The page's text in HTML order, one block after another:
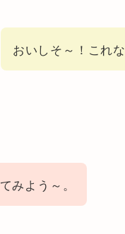
おいしそ～！これ
みよう～。